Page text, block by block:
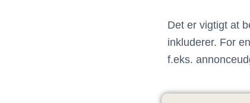
Det er vigtigt at
inkluderer. For
f.eks.